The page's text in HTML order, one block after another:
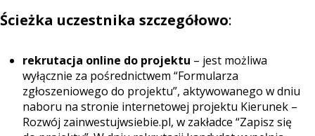
Ścieżka uczestnika szczegółowo:
rekrutacja online do projektu – jest możliwa
wyłącznie za pośrednictwem “Formularza
zgłoszeniowego do projektu”, aktywowanego w dniu
naboru na stronie internetowej projektu Kierunek –
Rozwój zainwestujwsiebie.pl, w zakładce “Zapisz się